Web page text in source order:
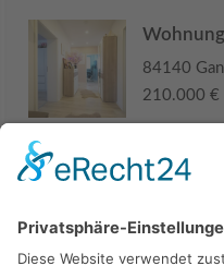
Wohnung
84140
210.000 €
Haus
285.000 €